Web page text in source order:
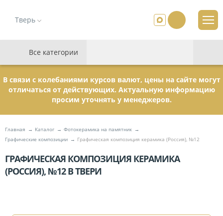
Тверь
Все категории
В связи с колебаниями курсов валют, цены на сайте могут
отличаться от действующих. Актуальную информацию
просим уточнять у менеджеров.
Главная Каталог
Фотокерамика на памятник
Графические композиции
Графическая композиция керамика (Россия), №12
ГРАФИЧЕСКАЯ КОМПОЗИЦИЯ КЕРАМИКА
(РОССИЯ), №12 В ТВЕРИ